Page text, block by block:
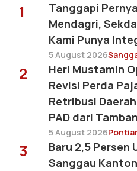
1
Tanggapi
Mendagri,
Kami Punya
5 August 2026
2
Heri Mustamin
Revisi Perda
Retribusi
PAD dari
5 August 2026
3
Baru 2,5 Persen
Sanggau